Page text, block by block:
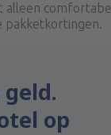
alleen
pakketkortingen.
op